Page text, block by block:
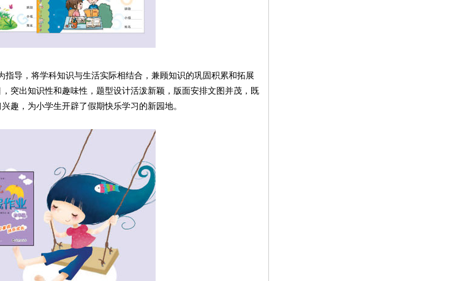
导，将学科知识与生活实际相结合，兼顾知识的巩固积累和拓展
突出知识性和趣味性，题型设计活泼新颖，版面安排文图并茂，既
趣，为小学生开辟了假期快乐学习的新园地。